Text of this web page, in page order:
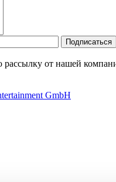
Подписаться
от нашей